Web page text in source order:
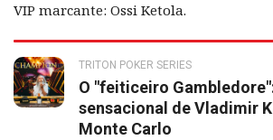
VIP marcante: Ossi Ketola.
TRITON POKER SERIES
O "feiticeiro
sensacional de Vladimir
Monte Carlo